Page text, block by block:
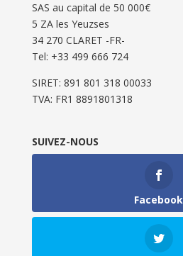
SAS au capital de 50 000€
5 ZA les Yeuzses
34 270 CLARET -FR-
Tel: ‭+33 499 666 724‬
SIRET: 891 801 318 00033
TVA: FR1 8891801318
SUIVEZ-NOUS
Facebook